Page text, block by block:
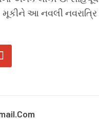
મૂકીને આ નવલી